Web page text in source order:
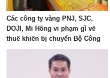
Các công ty vàng PNJ, SJC,
DOJI, Mi Hồng vi phạm gì về
thuế khiến bị chuyển Bộ Công
an xem xét?